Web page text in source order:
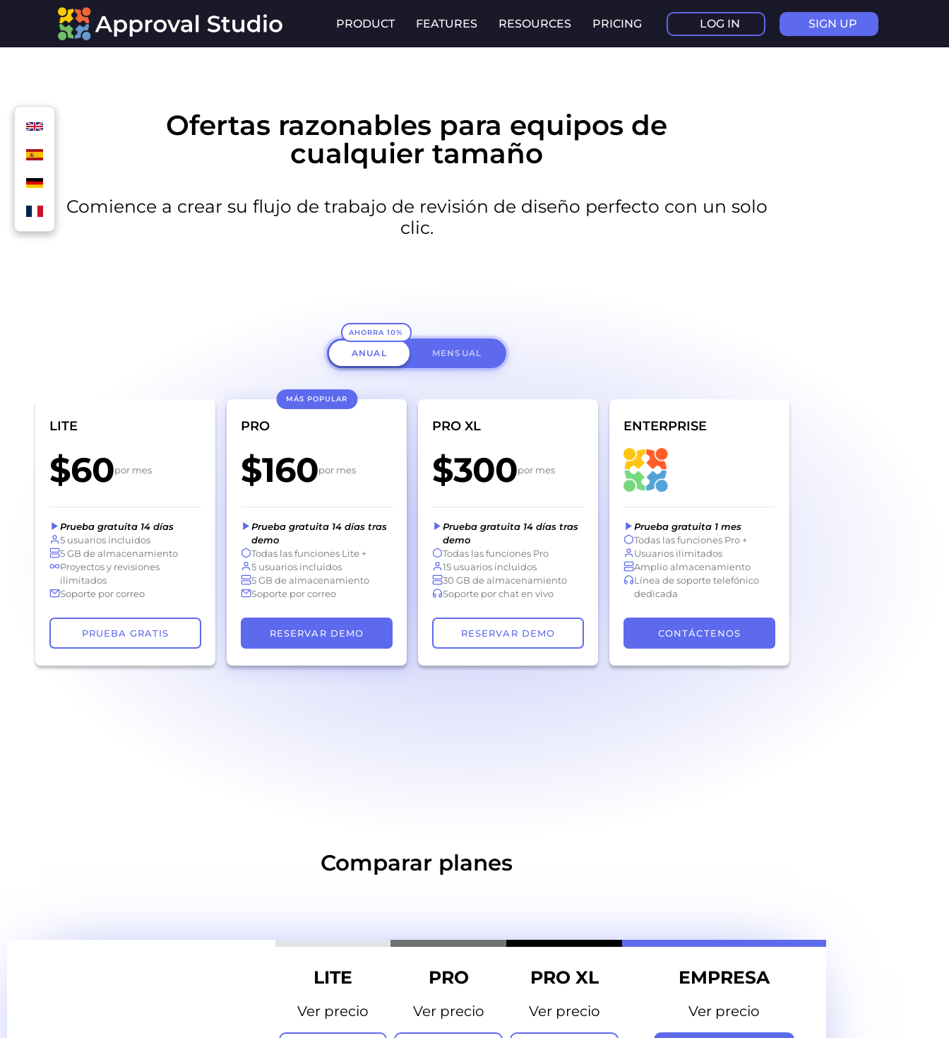
PRODUCT FEATURES RESOURCES PRICING LOG IN SIGN UP
Ofertas razonables para equipos de
cualquier tamaño
Comience a crear su flujo de trabajo de revisión de diseño perfecto con un solo
clic.
AHORRA 10%
ANUAL MENSUAL
LITE
$60por mes
Prueba gratuita 14 días
5 usuarios incluidos
5 GB de almacenamiento
Proyectos y revisiones
ilimitados
Soporte por correo
PRUEBA GRATIS
MÁS POPULAR
PRO
$160por mes
Prueba gratuita 14 días tras
demo
Todas las funciones Lite +
5 usuarios incluidos
5 GB de almacenamiento
Soporte por correo
RESERVAR DEMO
PRO XL
$300por mes
Prueba gratuita 14 días tras
demo
Todas las funciones Pro
15 usuarios incluidos
30 GB de almacenamiento
Soporte por chat en vivo
RESERVAR DEMO
ENTERPRISE
Prueba gratuita 1 mes
Todas las funciones Pro +
Usuarios ilimitados
Amplio almacenamiento
Línea de soporte telefónico
dedicada
CONTÁCTENOS
Comparar planes
LITE
Ver precio
PRO
Ver precio
PRO XL
Ver precio
EMPRESA
Ver precio